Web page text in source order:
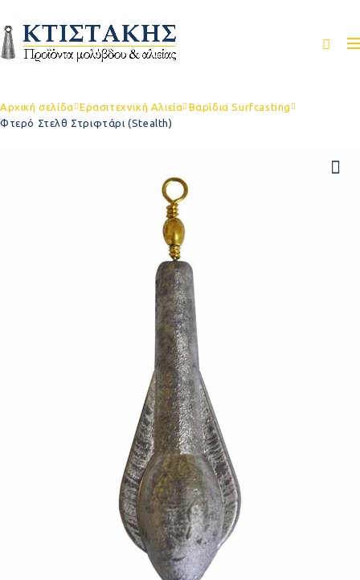
Αρχική σελίδα Ερασιτεχνική Αλιεία Βαρίδια Surfcasting
Φτερό Στελθ Στριφτάρι (Stealth)